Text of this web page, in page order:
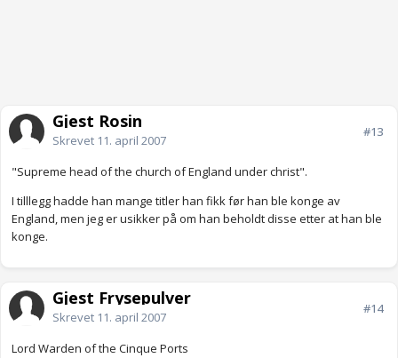
Gjest Rosin
Skrevet 11. april 2007
#13
"Supreme head of the church of England under christ".
I tilllegg hadde han mange titler han fikk før han ble konge av
England, men jeg er usikker på om han beholdt disse etter at han ble
konge.
Gjest Frysepulver
Skrevet 11. april 2007
#14
Lord Warden of the Cinque Ports